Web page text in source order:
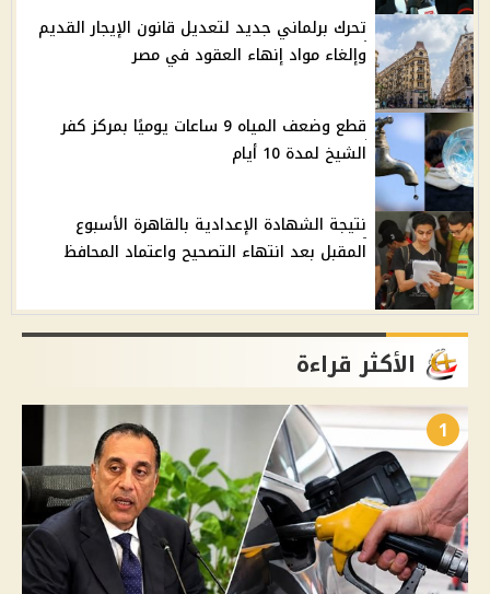
تحرك برلماني جديد لتعديل قانون الإيجار القديم
وإلغاء مواد إنهاء العقود في مصر
قطع وضعف المياه 9 ساعات يوميًا بمركز كفر
الشيخ لمدة 10 أيام
نتيجة الشهادة الإعدادية بالقاهرة الأسبوع
المقبل بعد انتهاء التصحيح واعتماد المحافظ
الأكثر قراءة
1